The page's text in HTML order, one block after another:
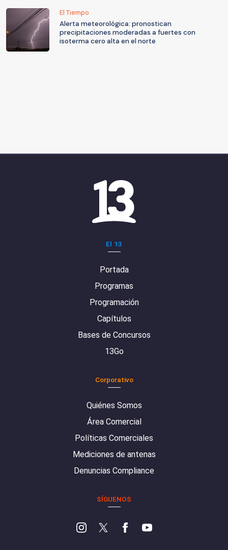
El Tiempo
Alerta meteorológica: pronostican
precipitaciones moderadas a fuertes con
isoterma cero alta en el norte
El 13
Portada
Programas
Programación
Capítulos
Bases de Concursos
13Go
Corporativo
Quiénes Somos
Área Comercial
Políticas Comerciales
Mediciones de antenas
Denuncias Compliance
SÍGUENOS